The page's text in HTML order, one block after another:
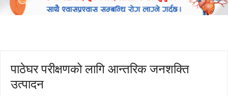
पाठेघर परीक्षणको लागि आन्तरिक जनशक्ति
उत्पादन